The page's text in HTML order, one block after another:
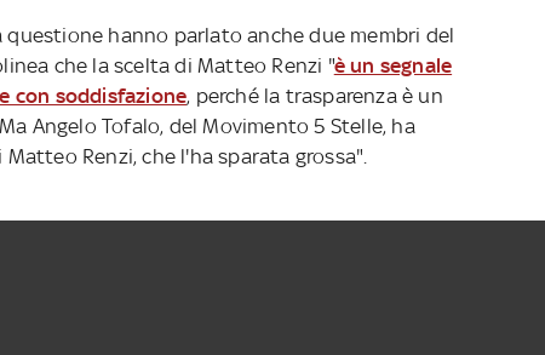
questione hanno parlato anche due membri del
che la scelta di Matteo Renzi "è un segnale
con soddisfazione, perché la trasparenza è un
Angelo Tofalo, del Movimento 5 Stelle, ha
Renzi, che l'ha sparata grossa".